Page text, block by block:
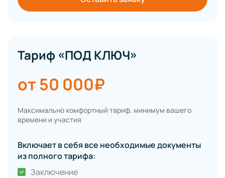
Тариф «ПОД КЛЮЧ»
от 50 000₽
Максимально комфортный тариф, минимум вашего
времени и участия
Включает в себя все необходимые документы
из полного тарифа:
Заключение